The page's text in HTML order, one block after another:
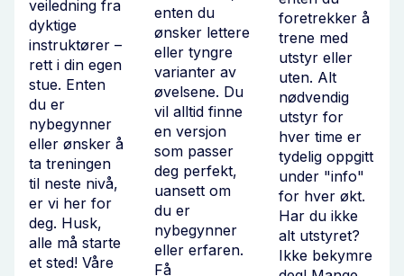
veiledning fra
dyktige
instruktører –
rett i din egen
stue. Enten
du er
nybegynner
eller ønsker å
ta treningen
til neste nivå,
er vi her for
deg. Husk,
alle må starte
et sted! Våre
enten du
ønsker lettere
eller tyngre
varianter av
øvelsene. Du
vil alltid finne
en versjon
som passer
deg perfekt,
uansett om
du er
nybegynner
eller erfaren.
Få
foretrekker å
trene med
utstyr eller
uten. Alt
nødvendig
utstyr for
hver time er
tydelig oppgitt
under "info"
for hver økt.
Har du ikke
alt utstyret?
Ikke bekymre